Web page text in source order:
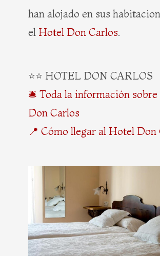
han alojado en sus
el Hotel Don Carlos.
⭐⭐ HOTEL DON CARLOS
🛎️ Toda la información
Don Carlos
📍 Cómo llegar al Hotel Don